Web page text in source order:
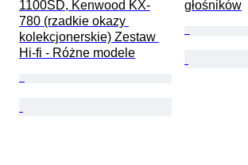
1100SD, Kenwood KX-
780 (rzadkie okazy
kolekcjonerskie) Zestaw
Hi-fi - Różne modele
głośników